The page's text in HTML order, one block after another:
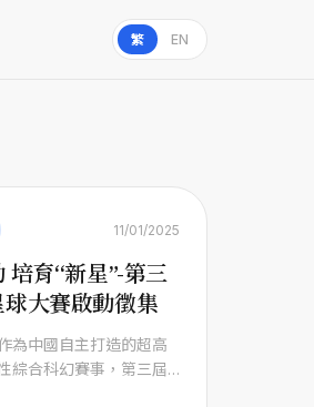
繁 EN
11/01/2025
培育“新星”-第三
大賽啟動徵集
為中國自主打造的超高
綜合科幻賽事，第三屆